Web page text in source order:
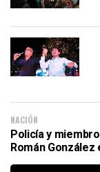
NACIÓN
Policía y
Román González